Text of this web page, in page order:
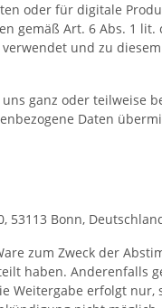
oder für digitale
Art. 6 Abs. 1 lit.
und zu
ganz oder teilweise
Daten
53113 Bonn,
zum Zweck der
haben. Anderenfalls
Weitergabe erfolgt